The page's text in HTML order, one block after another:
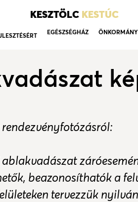
KESZTÖLC KESTÚC
EGÉSZSÉGHÁZ
rendezvényfotózásról:
beazonosíthatók a
tervezzük